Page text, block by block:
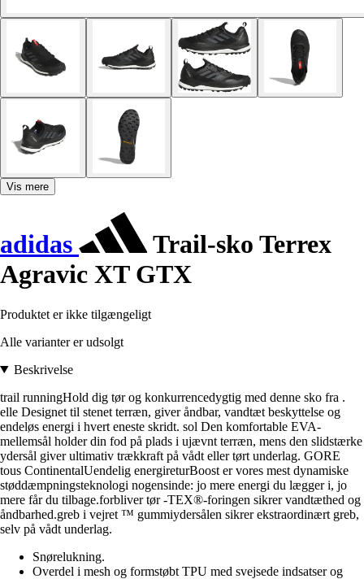
Vis mere
adidas
Trail-sko Terrex
Agravic XT GTX
Produktet er ikke tilgængeligt
Alle varianter er udsolgt
Beskrivelse
trail runningHold dig tør og konkurrencedygtig med denne sko fra .
elle Designet til stenet terræn, giver åndbar, vandtæt beskyttelse og
endeløs energi i hvert eneste skridt. sol Den komfortable EVA-
mellemsål holder din fod på plads i ujævnt terræn, mens den slidstærke
ydersål giver ultimativ trækkraft på vådt eller tørt underlag. GORE
tous ContinentalUendelig energireturBoost er vores mest dynamiske
støddæmpningsteknologi nogensinde: jo mere energi du lægger i, jo
mere får du tilbage.forbliver tør -TEX®-foringen sikrer vandtæthed og
åndbarhed.greb i vejret ™ gummiydersålen sikrer ekstraordinært greb,
selv på vådt underlag.
Snørelukning.
Overdel i mesh og formstøbt TPU med svejsede indsatser og